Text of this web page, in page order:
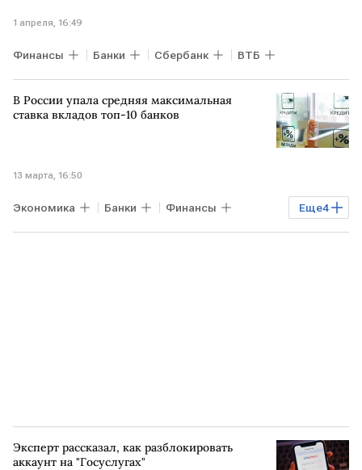
1 апреля, 16:49
Финансы Банки Сбербанк ВТБ
В России упала средняя максимальная
ставка вкладов топ-10 банков
13 марта, 16:50
Еще4
Экономика Банки Финансы
РОССИЯ Сбербанк ВТБ
Эксперт рассказал, как разблокировать
аккаунт на "Госуслугах"